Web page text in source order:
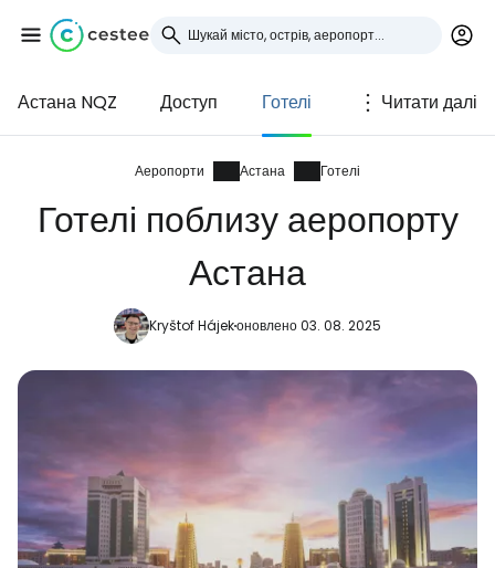
Астана NQZ Доступ Готелі Читати далі
Аеропорти Астана Готелі
Готелі поблизу аеропорту
Астана
Kryštof Hájekоновлено 03. 08. 2025
Увійдіть до Cestee
... світова туристична спільнота
Продовжуйте з Google
Продовжуйте у Facebook
Продовжити з email